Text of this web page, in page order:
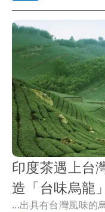
印度茶遇上台
造「台味烏龍
...出具有台灣風味的